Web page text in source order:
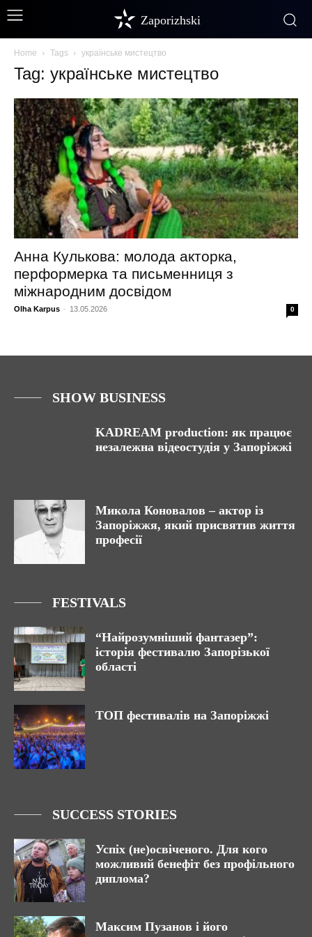
Zaporizhski
Home Tags українське мистецтво
Tag: українське мистецтво
Анна Кулькова: молода акторка,
перформерка та письменниця з
міжнародним досвідом
Olha Karpus - 13.05.2026 0
SHOW BUSINESS
KADREAM production: як працює
незалежна відеостудія у Запоріжжі
Микола Коновалов – актор із
Запоріжжя, який присвятив життя
професії
FESTIVALS
“Найрозумніший фантазер”:
історія фестивалю Запорізької
області
ТОП фестивалів на Запоріжжі
SUCCESS STORIES
Успіх (не)освіченого. Для кого
можливий бенефіт без профільного
диплома?
Максим Пузанов і його